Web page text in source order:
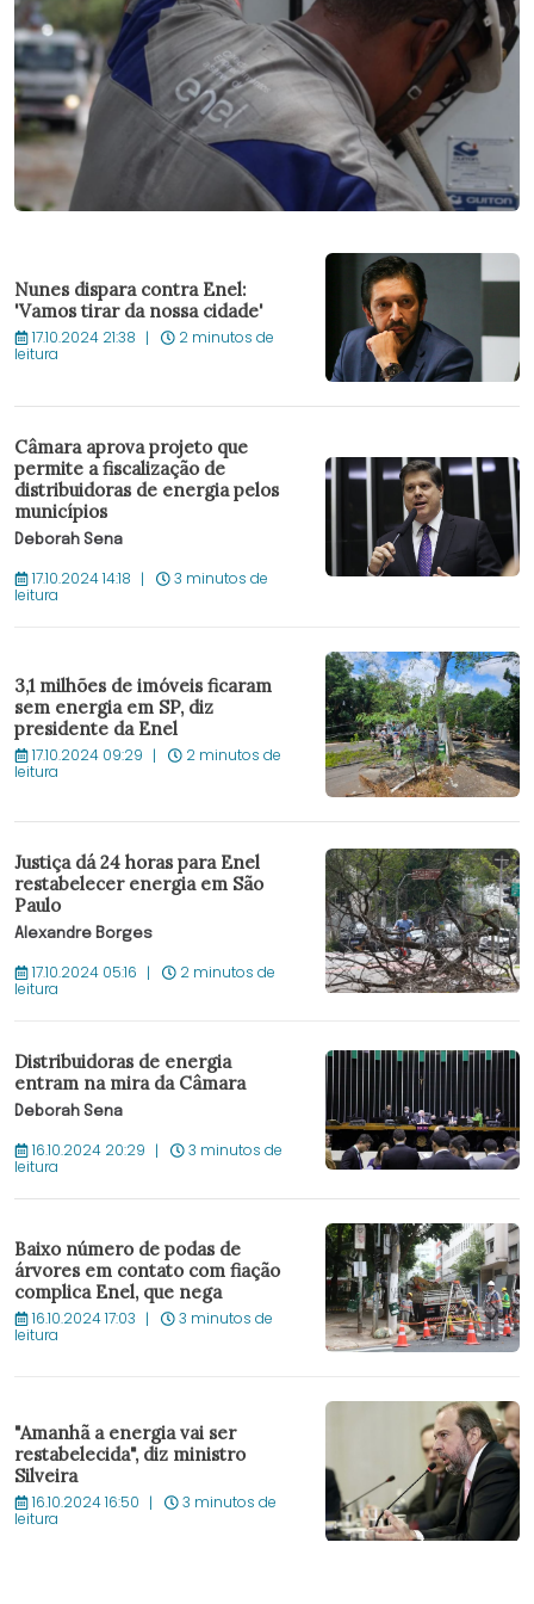
Nunes dispara contra Enel:
'Vamos tirar da nossa cidade'
17.10.2024 21:38 2 minutos de
leitura
Câmara aprova projeto que
permite a fiscalização de
distribuidoras de energia pelos
municípios
Deborah Sena
17.10.2024 14:18 3 minutos de
leitura
3,1 milhões de imóveis ficaram
sem energia em SP, diz
presidente da Enel
17.10.2024 09:29 2 minutos de
leitura
Justiça dá 24 horas para Enel
restabelecer energia em São
Paulo
Alexandre Borges
17.10.2024 05:16 2 minutos de
leitura
Distribuidoras de energia
entram na mira da Câmara
Deborah Sena
16.10.2024 20:29 3 minutos de
leitura
Baixo número de podas de
árvores em contato com fiação
complica Enel, que nega
16.10.2024 17:03 3 minutos de
leitura
"Amanhã a energia vai ser
restabelecida", diz ministro
Silveira
16.10.2024 16:50 3 minutos de
leitura